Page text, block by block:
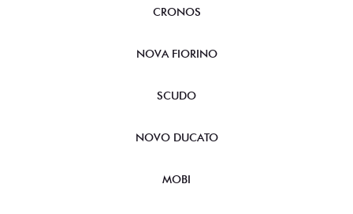
CRONOS
NOVA FIORINO
SCUDO
NOVO DUCATO
MOBI